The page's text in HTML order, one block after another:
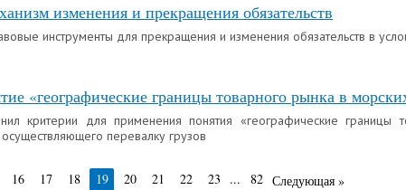
изменения и прекращения обязательств
инструменты для прекращения и изменения обязательств в
«географические границы товарного рынка в
критерии для применения понятия «географические границы
перевалку грузов
16 17 18 19 20 21 22 23 ... 82 Следующая »